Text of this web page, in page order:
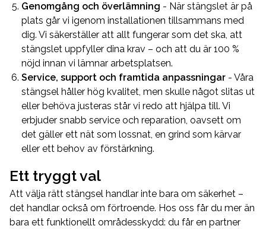
Genomgång och överlämning - När stängslet är på
plats går vi igenom installationen tillsammans med
dig. Vi säkerställer att allt fungerar som det ska, att
stängslet uppfyller dina krav – och att du är 100 %
nöjd innan vi lämnar arbetsplatsen.
Service, support och framtida anpassningar - Våra
stängsel håller hög kvalitet, men skulle något slitas ut
eller behöva justeras står vi redo att hjälpa till. Vi
erbjuder snabb service och reparation, oavsett om
det gäller ett nät som lossnat, en grind som kärvar
eller ett behov av förstärkning.
Ett tryggt val
Att välja rätt stängsel handlar inte bara om säkerhet –
det handlar också om förtroende. Hos oss får du mer än
bara ett funktionellt områdesskydd: du får en partner